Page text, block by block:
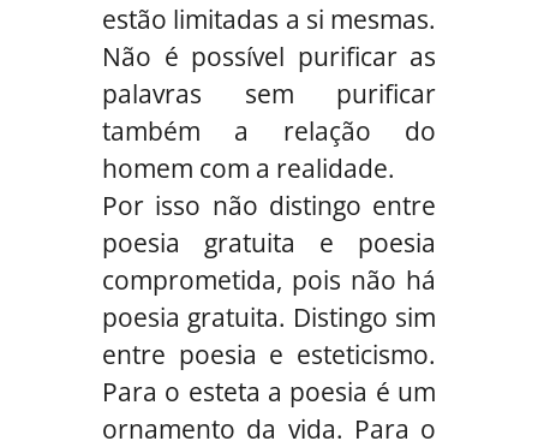
estão limitadas a si mesmas.
Não é possível purificar as
palavras sem purificar
também a relação do
homem com a realidade.
Por isso não distingo entre
poesia gratuita e poesia
comprometida, pois não há
poesia gratuita. Distingo sim
entre poesia e esteticismo.
Para o esteta a poesia é um
ornamento da vida. Para o